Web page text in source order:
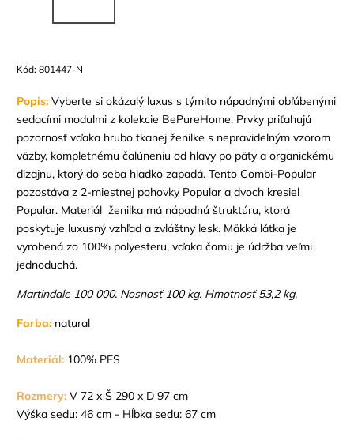
Kód: 801447-N
Popis: Vyberte si okázalý luxus s týmito nápadnými obľúbenými
sedacími modulmi z kolekcie BePureHome. Prvky priťahujú
pozornosť vďaka hrubo tkanej ženilke s nepravidelným vzorom
väzby, kompletnému čalúneniu od hlavy po päty a organickému
dizajnu, ktorý do seba hladko zapadá. Tento Combi-Popular
pozostáva z 2-miestnej pohovky Popular a dvoch kresiel
Popular. Materiál ženilka má nápadnú štruktúru, ktorá
poskytuje luxusný vzhľad a zvláštny lesk. Mäkká látka je
vyrobená zo 100% polyesteru, vďaka čomu je údržba veľmi
jednoduchá.
Martindale 100 000. Nosnosť 100 kg. Hmotnosť 53,2 kg.
Farba: natural
Materiál: 100% PES
Rozmery: V 72 x Š 290 x D 97 cm
Výška sedu: 46 cm - Hĺbka sedu: 67 cm